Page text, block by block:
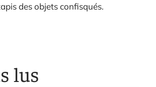
des objets confisqués.
lus